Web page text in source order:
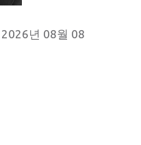
2026년 08월 08